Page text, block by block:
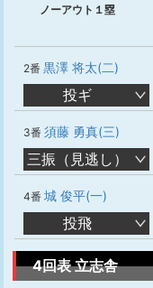
ノーアウト１塁
2番 黒澤 将太(二)
投ギ
3番 須藤 勇真(三)
三振（見逃し）
4番 城 俊平(一)
投飛
4回表 立志舎